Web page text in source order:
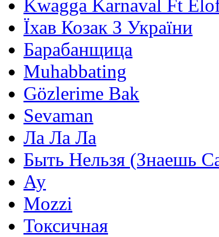
Kwagga Karnaval Ft
Їхав Козак З України
Барабанщица
Muhabbating
Gözlerime Bak
Sevaman
Ла Ла Ла
Быть Нельзя (Знаешь
Ау
Mozzi
Токсичная